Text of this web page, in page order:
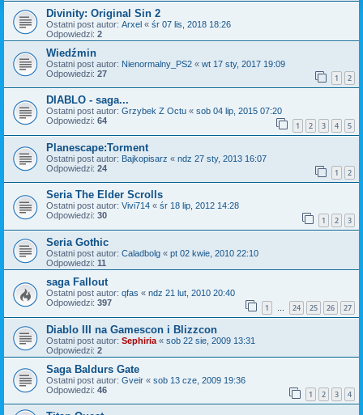
Divinity: Original Sin 2
Ostatni post autor: Arxel « śr 07 lis, 2018 18:26
Odpowiedzi: 2
Wiedźmin
Ostatni post autor: Nienormalny_PS2 « wt 17 sty, 2017 19:09
Odpowiedzi: 27 1 2
DIABLO - saga...
Ostatni post autor: Grzybek Z Octu « sob 04 lip, 2015 07:20
Odpowiedzi: 64 1 2 3 4 5
Planescape:Torment
Ostatni post autor: Bajkopisarz « ndz 27 sty, 2013 16:07
Odpowiedzi: 24 1 2
Seria The Elder Scrolls
Ostatni post autor: Vivi714 « śr 18 lip, 2012 14:28
Odpowiedzi: 30 1 2 3
Seria Gothic
Ostatni post autor: Caladbolg « pt 02 kwie, 2010 22:10
Odpowiedzi: 11
saga Fallout
Ostatni post autor: qfas « ndz 21 lut, 2010 20:40
Odpowiedzi: 397 1 … 24 25 26 27
Diablo III na Gamescon i Blizzcon
Ostatni post autor: Sephiria « sob 22 sie, 2009 13:31
Odpowiedzi: 2
Saga Baldurs Gate
Ostatni post autor: Gveir « sob 13 cze, 2009 19:36
Odpowiedzi: 46 1 2 3 4